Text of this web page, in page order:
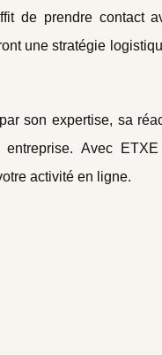
de prendre contact
une stratégie
son expertise, sa
Avec
activité en ligne.